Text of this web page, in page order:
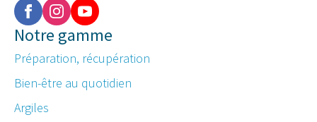
Notre gamme
Préparation, récupération
Bien-être au quotidien
Argiles